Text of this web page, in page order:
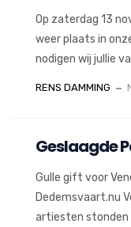
Op zaterdag 13
weer plaats in
nodigen wij jullie
RENS DAMMING
Geslaagde
Gulle gift voor
Dedemsvaart.nu
artiesten stonden